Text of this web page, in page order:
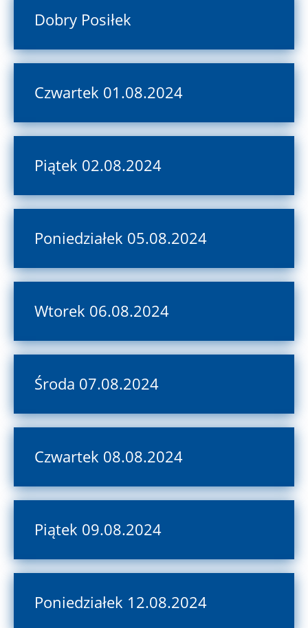
Dobry Posiłek
Czwartek 01.08.2024
Piątek 02.08.2024
Poniedziałek 05.08.2024
Wtorek 06.08.2024
Środa 07.08.2024
Czwartek 08.08.2024
Piątek 09.08.2024
Poniedziałek 12.08.2024